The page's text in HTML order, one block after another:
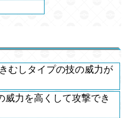
むしタイプの技の威力が
威力を高くして攻撃でき